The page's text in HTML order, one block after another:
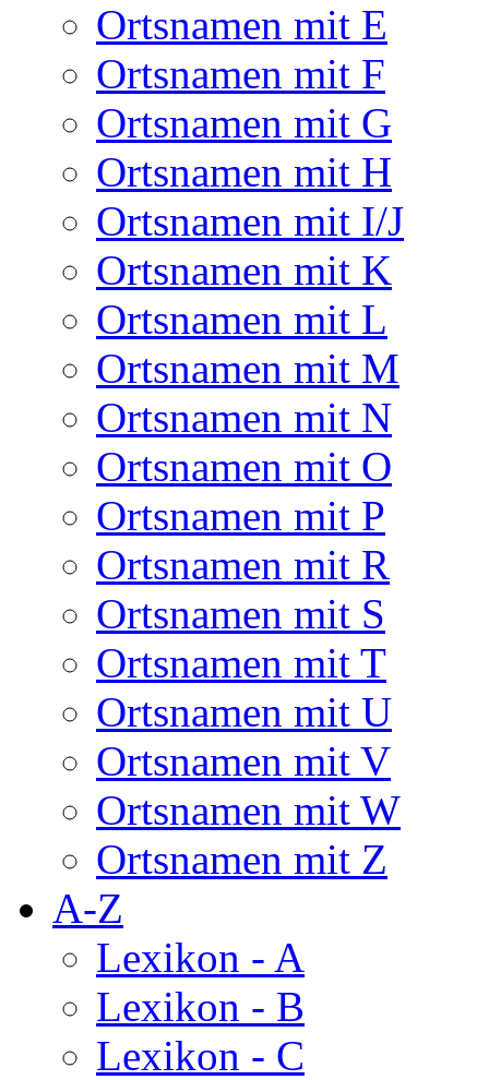
Ortsnamen mit E
Ortsnamen mit F
Ortsnamen mit G
Ortsnamen mit H
Ortsnamen mit I/J
Ortsnamen mit K
Ortsnamen mit L
Ortsnamen mit M
Ortsnamen mit N
Ortsnamen mit O
Ortsnamen mit P
Ortsnamen mit R
Ortsnamen mit S
Ortsnamen mit T
Ortsnamen mit U
Ortsnamen mit V
Ortsnamen mit W
Ortsnamen mit Z
A-Z
Lexikon - A
Lexikon - B
Lexikon - C